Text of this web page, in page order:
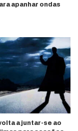
apanhar ondas
a juntar-se ao